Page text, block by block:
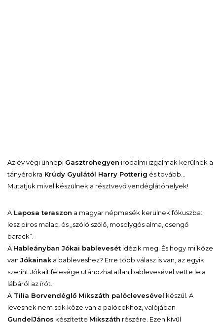
Az év végi ünnepi Gasztrohegyen irodalmi izgalmak kerülnek a
tányérokra Krúdy Gyulától Harry Potterig és tovább…
Mutatjuk mivel készülnek a résztvevő vendéglátóhelyek!
A Laposa teraszon a magyar népmesék kerülnek fókuszba:
lesz piros malac, és „szóló szőlő, mosolygós alma, csengő
barack”.
A Hableányban Jókai bablevesét idézik meg. És hogy mi köze
van Jókainak a bableveshez? Erre több válasz is van, az egyik
szerint Jókait felesége utánozhatatlan bablevesével vette le a
lábáról az írót.
A Tilia Borvendéglő Mikszáth palóclevesével készül. A
levesnek nem sok köze van a palócokhoz, valójában
GundelJános készítette Mikszáth részére. Ezen kívül